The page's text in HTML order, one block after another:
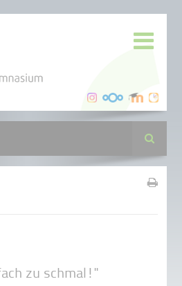
Suche
zu schmal!"